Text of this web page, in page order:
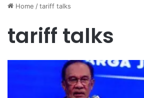
Home /tariff talks
tariff talks